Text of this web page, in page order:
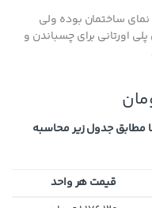
نمای ساختمان بوده ولی
اورتانی برای چسباندن و
مطابق جدول زیر محاسبه
قیمت هر واحد